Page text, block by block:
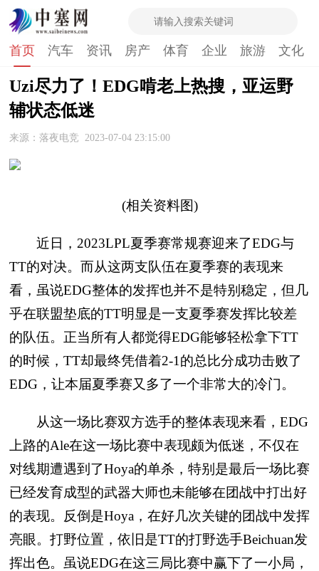
首页 汽车 资讯 房产 体育 企业 旅游 文化
Uzi尽力了！EDG啃老上热搜，亚运野
辅状态低迷
来源：落夜电竞 2023-07-04 23:15:00
(相关资料图)
近日，2023LPL夏季赛常规赛迎来了EDG与
TT的对决。而从这两支队伍在夏季赛的表现来
看，虽说EDG整体的发挥也并不是特别稳定，但几
乎在联盟垫底的TT明显是一支夏季赛发挥比较差
的队伍。正当所有人都觉得EDG能够轻松拿下TT
的时候，TT却最终凭借着2-1的总比分成功击败了
EDG，让本届夏季赛又多了一个非常大的冷门。
从这一场比赛双方选手的整体表现来看，EDG
上路的Ale在这一场比赛中表现颇为低迷，不仅在
对线期遭遇到了Hoya的单杀，特别是最后一场比赛
已经发育成型的武器大师也未能够在团战中打出好
的表现。反倒是Hoya，在好几次关键的团战中发挥
亮眼。打野位置，依旧是TT的打野选手Beichuan发
挥出色。虽说EDG在这三局比赛中赢下了一小局，